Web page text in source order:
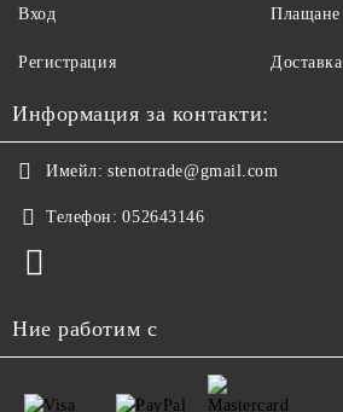
Вход
Регистрация
Плащане
Доставка
Информация за контакти:
Имейл: stenotrade@gmail.com
Телефон: 052643146
Ние работим с